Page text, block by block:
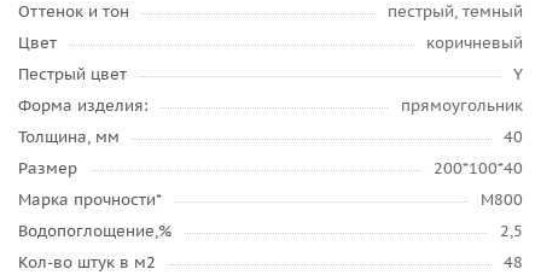
Оттенок и тон
пестрый, темный
Цвет
коричневый
Пестрый цвет
Y
Форма изделия:
прямоугольник
Толщина, мм
40
Размер
200*100*40
Марка прочности*
М800
Водопоглощение,%
2,5
Кол-во штук в м2
48